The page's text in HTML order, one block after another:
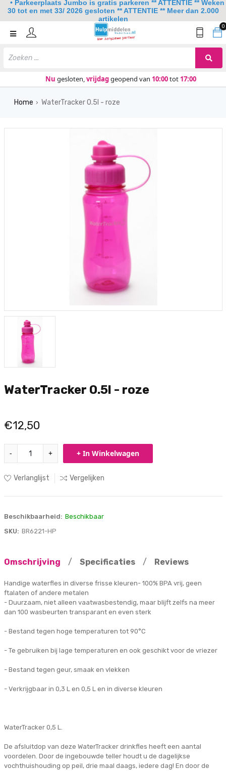
0
Nu gesloten,vrijdaggeopend van 10:00tot 17:00
Home
Home › WaterTracker 0.5l - roze
WaterTracker 0.5l - roze
€12,50
- + + In Winkelwagen
Verlanglijst Vergelijken
Beschikbaarheid: Beschikbaar
SKU: BR6221-HP
Omschrijving / Specificaties / Reviews
Handige waterfles in diverse frisse kleuren- 100% BPA vrij, geen
ftalaten of andere metalen
- Duurzaam, niet alleen vaatwasbestendig, maar blijft zelfs na meer
dan 100 wasbeurten transparant en even sterk
- Bestand tegen hoge temperaturen tot 90°C
- Te gebruiken bij lage temperaturen en ook geschikt voor de vriezer
- Bestand tegen geur, smaak en vlekken
- Verkrijgbaar in 0,3 L en 0,5 L en in diverse kleuren
WaterTracker 0,5 L.
De afsluitdop van deze WaterTracker drinkfles heeft een aantal
voordelen. Door de ingebouwde teller houdt u de dagelijkse
vochthuishouding op peil, drie maal daags, iedere dag! En door de
• Parkeerplaats Jumbo is gratis parkeren ** ATTENTIE ** Weken
30 tot en met 33/ 2026 gesloten ** ATTENTIE ** Meer dan 2.000
artikelen